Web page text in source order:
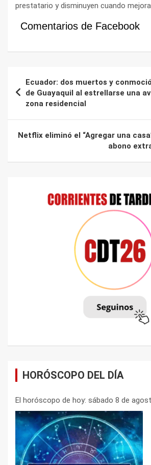
prestatario y disminuyen cuando
Comentarios de Facebook
de
entradas
Ecuador: dos muertos y
de Guayaquil al estrellarse una
zona residencial
Netflix eliminó el “Agregar una
abono
HORÓSCOPO DEL DÍA
El horóscopo de hoy: sábado 8 de